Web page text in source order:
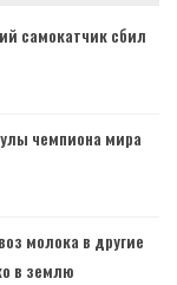
самокатчик сбил
чемпиона мира
молока в другие
в землю